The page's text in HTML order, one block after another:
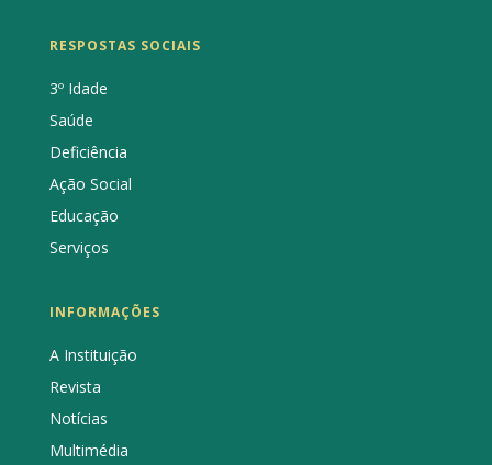
RESPOSTAS SOCIAIS
3º Idade
Saúde
Deficiência
Ação Social
Educação
Serviços
INFORMAÇÕES
A Instituição
Revista
Notícias
Multimédia